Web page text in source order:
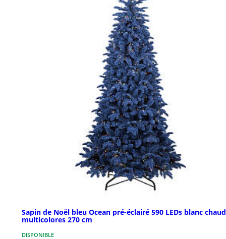
Sapin de Noël bleu Ocean pré-éclairé 590 LEDs blanc chaud
multicolores 270 cm
DISPONIBLE